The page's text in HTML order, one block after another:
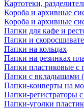
Картотеки,
Короба и архивные
Короба и архивные
Папки для кафе и
Папки и
Папки на кольцах
Папки на резинках
Папки пластиковые
Папки с вкладышами
Папки-конверты на
Папки-регистраторы
Папки-уголки